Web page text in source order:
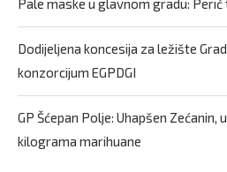
Pale maske u glavnom gradu:
Dodijeljena koncesija za ležište
konzorcijum EGPDGI
GP Šćepan Polje: Uhapšen
kilograma marihuane